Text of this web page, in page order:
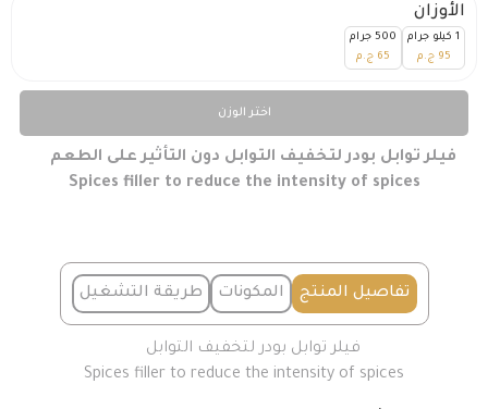
الأوزان
1 كيلو جرام
95 ج.م
500 جرام
65 ج.م
اختر الوزن
فيلر توابل بودر لتخفيف التوابل دون التأثير على الطعم
Spices filler to reduce the intensity of spices
تفاصيل المنتج المكونات طريقة التشغيل
فيلر توابل بودر لتخفيف التوابل
Spices filler to reduce the intensity of spices